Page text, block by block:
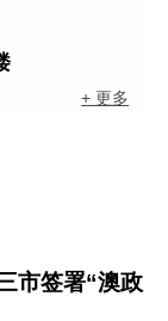
+ 更多
市签署“澳政